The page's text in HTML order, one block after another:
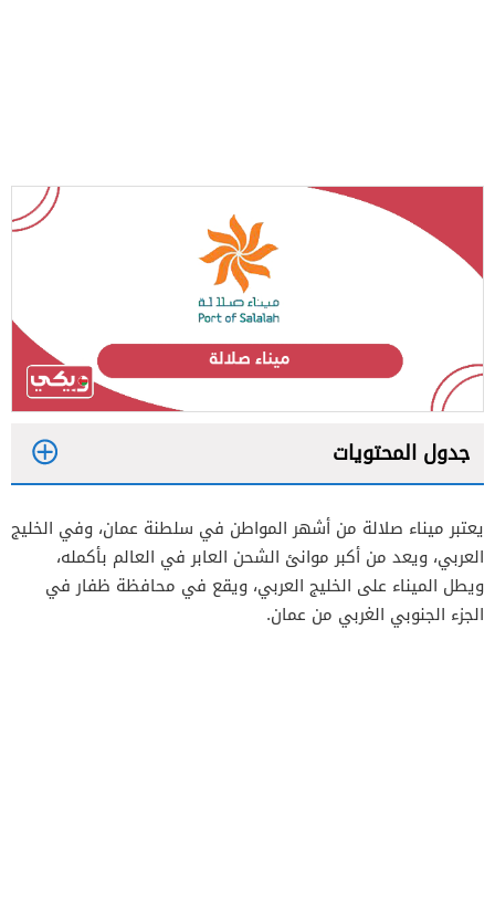
جدول المحتويات
2
3
يعتبر ميناء صلالة من أشهر المواطن في سلطنة عمان، وفي الخليج
العربي، ويعد من أكبر موانئ الشحن العابر في العالم بأكمله،
ويطل الميناء على الخليج العربي، ويقع في محافظة ظفار في
الجزء الجنوبي الغربي من عمان.